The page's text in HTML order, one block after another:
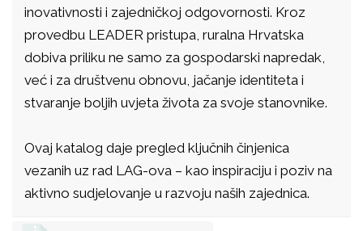
inovativnosti i zajedničkoj odgovornosti. Kroz
provedbu LEADER pristupa, ruralna Hrvatska
dobiva priliku ne samo za gospodarski napredak,
već i za društvenu obnovu, jačanje identiteta i
stvaranje boljih uvjeta života za svoje stanovnike.
Ovaj katalog daje pregled ključnih činjenica
vezanih uz rad LAG-ova – kao inspiraciju i poziv na
aktivno sudjelovanje u razvoju naših zajednica.